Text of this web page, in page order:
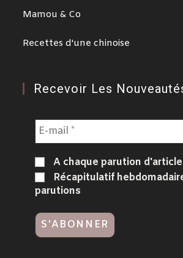
Mamou & Co
Recettes d'une chinoise
Recevoir Les
A chaque parution d'article
Récapitulatif
parutions